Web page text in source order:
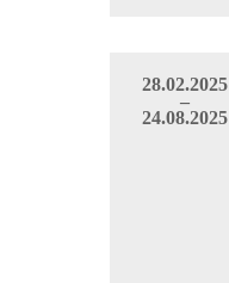
28.02.2025
–
24.08.2025